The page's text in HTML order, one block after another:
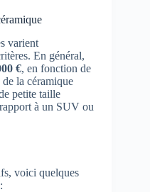
varient
En général,
€, en fonction de
la céramique
petite taille
à un SUV ou
voici quelques